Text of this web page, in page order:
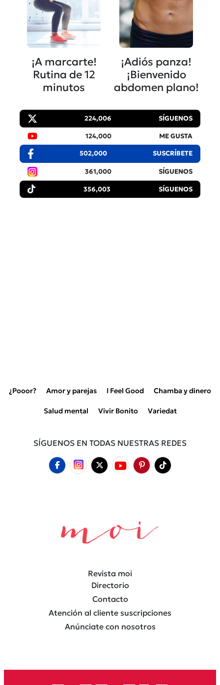
¡A marcarte!
Rutina de 12
minutos
¡Adiós panza!
¡Bienvenido
abdomen plano!
224,006 SÍGUENOS
124,000 ME GUSTA
502,000 SUSCRÍBETE
361,000 SÍGUENOS
356,003 SÍGUENOS
¿Pooor? Amor y parejas I Feel Good Chamba y dinero
Salud mental Vivir Bonito Variedat
SÍGUENOS EN TODAS NUESTRAS REDES
Revista moi
Directorio
Contacto
Atención al cliente suscripciones
Anúnciate con nosotros